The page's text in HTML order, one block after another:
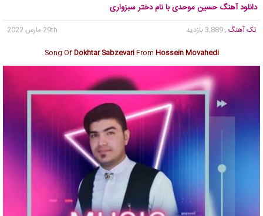
دانلود آهنگ حسین موحدی با نام دختر سبزواری
تک آهنگ , 3,889 بازدید
29th مارس 2022
Song OfDokhtar SabzevariFrom Hossein Movahedi